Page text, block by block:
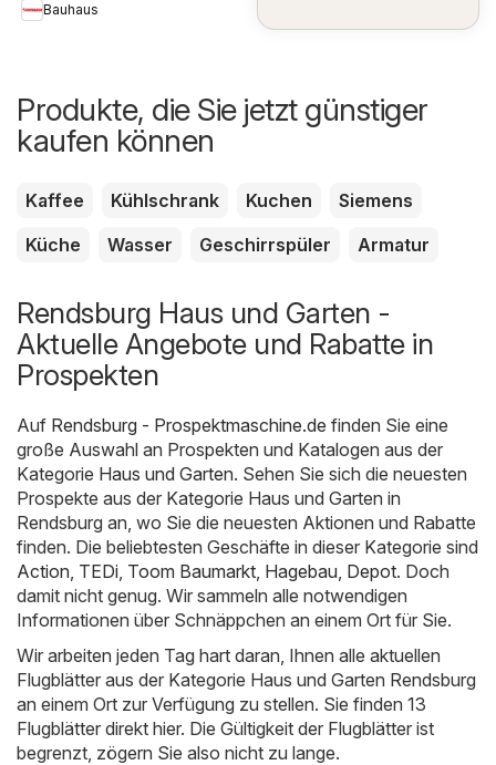
Bauhaus
Produkte, die Sie jetzt günstiger
kaufen können
Kaffee Kühlschrank Kuchen
Siemens
Küche
Wasser Geschirrspüler Armatur
Rendsburg Haus und Garten -
Aktuelle Angebote und Rabatte in
Prospekten
Auf Rendsburg - Prospektmaschine.de finden Sie eine
große Auswahl an Prospekten und Katalogen aus der
Kategorie Haus und Garten. Sehen Sie sich die neuesten
Prospekte aus der Kategorie Haus und Garten in
Rendsburg an, wo Sie die neuesten Aktionen und Rabatte
finden. Die beliebtesten Geschäfte in dieser Kategorie sind
Action TEDi Toom Baumarkt Hagebau Depot. Doch
damit nicht genug. Wir sammeln alle notwendigen
Informationen über Schnäppchen an einem Ort für Sie.
Wir arbeiten jeden Tag hart daran, Ihnen alle aktuellen
Flugblätter aus der Kategorie Haus und Garten Rendsburg
an einem Ort zur Verfügung zu stellen. Sie finden 13
Flugblätter direkt hier. Die Gültigkeit der Flugblätter ist
begrenzt, zögern Sie also nicht zu lange.